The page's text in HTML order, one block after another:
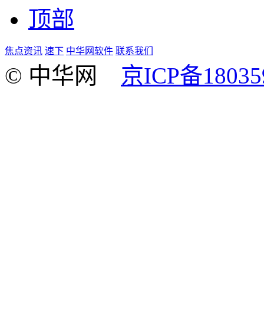
顶部
焦点资讯 速下 中华网软件 联系我们
© 中华网 京ICP备